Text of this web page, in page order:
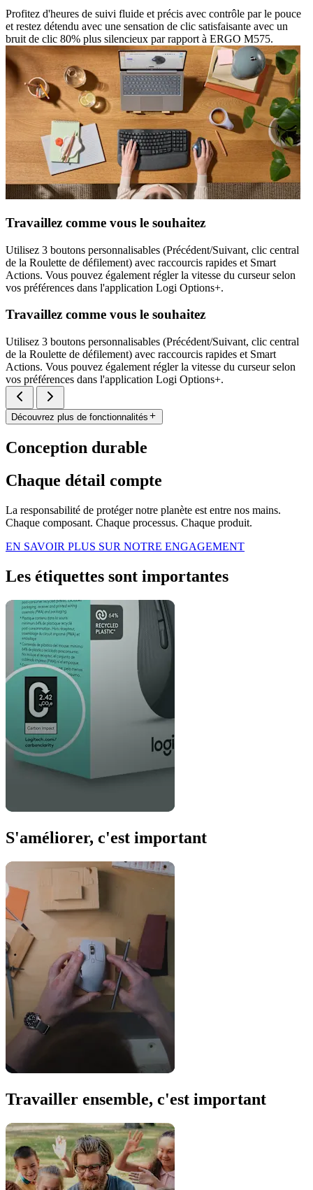
Profitez d'heures de suivi fluide et précis avec contrôle par le pouce
et restez détendu avec une sensation de clic satisfaisante avec un
bruit de clic 80% plus silencieux par rapport à ERGO M575.
Travaillez comme vous le souhaitez
Utilisez 3 boutons personnalisables (Précédent/Suivant, clic central
de la Roulette de défilement) avec raccourcis rapides et Smart
Actions. Vous pouvez également régler la vitesse du curseur selon
vos préférences dans l'application Logi Options+.
Travaillez comme vous le souhaitez
Utilisez 3 boutons personnalisables (Précédent/Suivant, clic central
de la Roulette de défilement) avec raccourcis rapides et Smart
Actions. Vous pouvez également régler la vitesse du curseur selon
vos préférences dans l'application Logi Options+.
Découvrez plus de fonctionnalités
Conception durable
Chaque détail compte
La responsabilité de protéger notre planète est entre nos mains.
Chaque composant. Chaque processus. Chaque produit.
EN SAVOIR PLUS SUR NOTRE ENGAGEMENT
Les étiquettes sont importantes
S'améliorer, c'est important
Travailler ensemble, c'est important